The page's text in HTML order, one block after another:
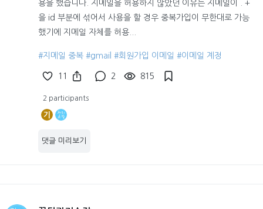
용을 했습니다. 지메일을 허용하지 않았던 이유는 지메일이 . +
을 id 부분에 섞어서 사용을 할 경우 중복가입이 무한대로 가능
했기에 지메일 자체를 허용...
#지메일 중복 #gmail #회원가입 이메일 #이메일 계정
11 2 815
2 participants
기
댓글 미리보기